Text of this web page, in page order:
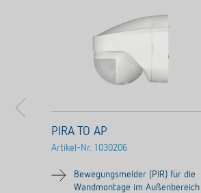
PIRA TO AP
Artikel-Nr. 1030206
Bewegungsmelder (PIR) für die
Wandmontage im Außenbereich